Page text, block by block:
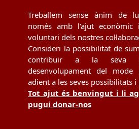
Treballem sense ànim de
només amb l'ajut econòmic
voluntari dels nostres
Consideri la possibilitat de
contribuir a la seva
desenvolupament del
adient a les seves possibilitats i
Tot ajut és benvingut i li
pugui donar-nos